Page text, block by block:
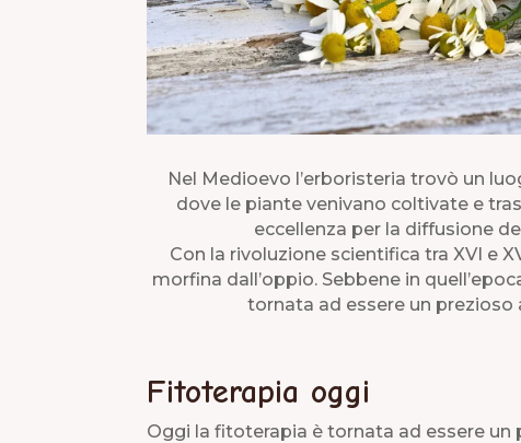
Nel Medioevo l’erboristeria trovò un
dove le piante venivano coltivate e
eccellenza per la diffusione
Con la rivoluzione scientifica tra XVI e
morfina dall’oppio. Sebbene in
tornata ad essere un
Fitoterapia oggi
Oggi la fitoterapia è tornata ad essere